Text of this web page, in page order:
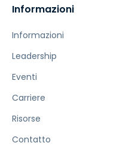
Informazioni
Informazioni
Leadership
Eventi
Carriere
Risorse
Contatto